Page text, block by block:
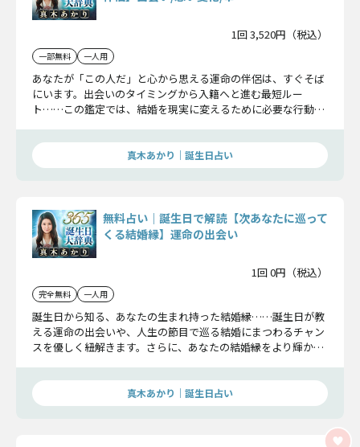
1回 3,520円（税込）
一部無料 一人用
あなたが「この人だ」と心から思える運命の伴侶は、すぐそば
にいます。出会いのタイミングから入籍へと進む最短ルー
ト……この鑑定では、結婚を現実に変えるために必要な行動、
真木あかり｜誕生日占い
無料占い｜誕生日で解読【次あなたに巡って
くる結婚縁】運命の出会い
1回 0円（税込）
完全無料 一人用
誕生日から知る、あなたの生まれ持った結婚縁……誕生日が教
える運命の出会いや、人生の節目で巡る結婚にまつわるチャン
スを優しく紐解きます。さらに、あなたの結婚縁をより輝かせ
真木あかり｜誕生日占い